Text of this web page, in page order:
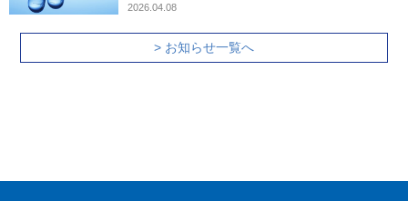
2026.04.08
> お知らせ一覧へ